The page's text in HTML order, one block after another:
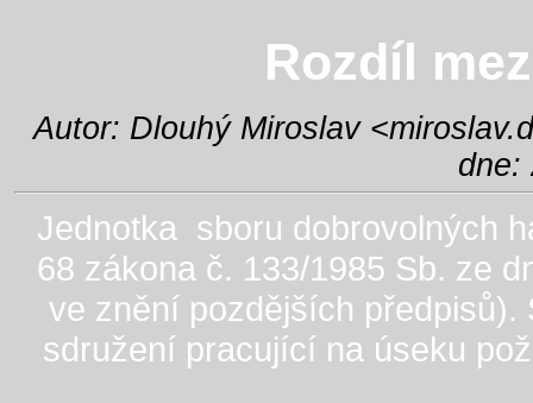
Rozdíl
Autor: Dlouhý Miroslav <
dne:
Jednotka sboru dobrovolných
68 zákona č. 133/1985 Sb. ze
ve znění pozdějších
sdružení pracující na úseku